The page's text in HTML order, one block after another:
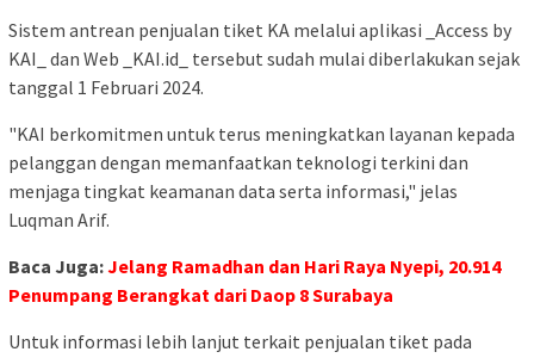
Sistem antrean penjualan tiket KA melalui aplikasi _Access by
KAI_ dan Web _KAI.id_ tersebut sudah mulai diberlakukan sejak
tanggal 1 Februari 2024.
"KAI berkomitmen untuk terus meningkatkan layanan kepada
pelanggan dengan memanfaatkan teknologi terkini dan
menjaga tingkat keamanan data serta informasi," jelas
Luqman Arif.
Baca Juga:Jelang Ramadhan dan Hari Raya Nyepi, 20.914
Penumpang Berangkat dari Daop 8 Surabaya
Untuk informasi lebih lanjut terkait penjualan tiket pada